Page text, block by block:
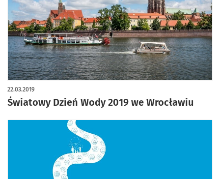
Światowy Dzień Wody 2019 we Wrocławiu
22.03.2019